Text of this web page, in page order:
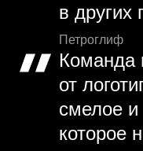
в других
Петроглиф
Команда
от
смелое
которое